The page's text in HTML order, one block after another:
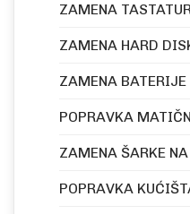
ZAMENA
ZAMENA HARD
ZAMENA BATERIJE
POPRAVKA
ZAMENA ŠARKE
POPRAVKA